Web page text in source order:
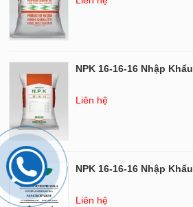
NPK 16-16-16 Nhập Khẩu
Liên hệ
NPK 16-16-16 Nhập Khẩu
Liên hệ